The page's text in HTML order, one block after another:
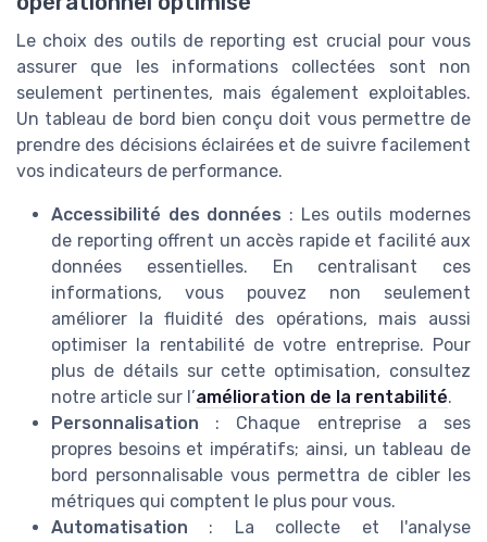
Le choix des outils de reporting est crucial pour vous
assurer que les informations collectées sont non
seulement pertinentes, mais également exploitables.
Un tableau de bord bien conçu doit vous permettre de
prendre des décisions éclairées et de suivre facilement
vos indicateurs de performance.
Accessibilité des données : Les outils modernes
de reporting offrent un accès rapide et facilité aux
données essentielles. En centralisant ces
informations, vous pouvez non seulement
améliorer la fluidité des opérations, mais aussi
optimiser la rentabilité de votre entreprise. Pour
plus de détails sur cette optimisation, consultez
notre article sur l’amélioration de la rentabilité.
Personnalisation : Chaque entreprise a ses
propres besoins et impératifs; ainsi, un tableau de
bord personnalisable vous permettra de cibler les
métriques qui comptent le plus pour vous.
Automatisation : La collecte et l'analyse